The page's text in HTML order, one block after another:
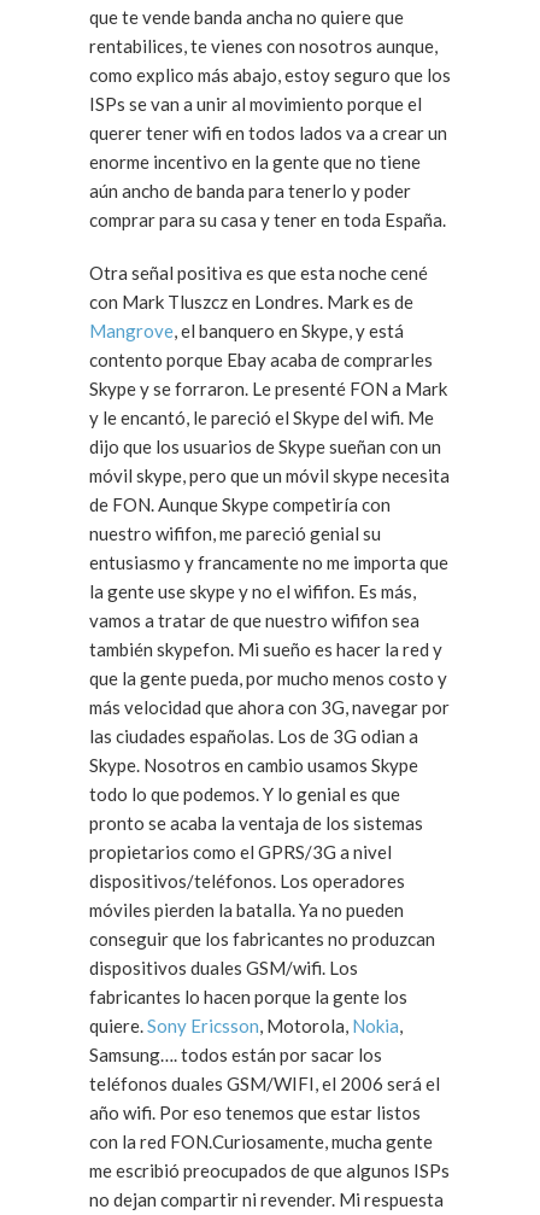
que te vende banda ancha no quiere que
rentabilices, te vienes con nosotros aunque,
como explico más abajo, estoy seguro que los
ISPs se van a unir al movimiento porque el
querer tener wifi en todos lados va a crear un
enorme incentivo en la gente que no tiene
aún ancho de banda para tenerlo y poder
comprar para su casa y tener en toda España.
Otra señal positiva es que esta noche cené
con Mark Tluszcz en Londres. Mark es de
Mangrove, el banquero en Skype, y está
contento porque Ebay acaba de comprarles
Skype y se forraron. Le presenté FON a Mark
y le encantó, le pareció el Skype del wifi. Me
dijo que los usuarios de Skype sueñan con un
móvil skype, pero que un móvil skype necesita
de FON. Aunque Skype competiría con
nuestro wififon, me pareció genial su
entusiasmo y francamente no me importa que
la gente use skype y no el wififon. Es más,
vamos a tratar de que nuestro wififon sea
también skypefon. Mi sueño es hacer la red y
que la gente pueda, por mucho menos costo y
más velocidad que ahora con 3G, navegar por
las ciudades españolas. Los de 3G odian a
Skype. Nosotros en cambio usamos Skype
todo lo que podemos. Y lo genial es que
pronto se acaba la ventaja de los sistemas
propietarios como el GPRS/3G a nivel
dispositivos/teléfonos. Los operadores
móviles pierden la batalla. Ya no pueden
conseguir que los fabricantes no produzcan
dispositivos duales GSM/wifi. Los
fabricantes lo hacen porque la gente los
quiere.Sony Ericsson, Motorola, Nokia,
Samsung…. todos están por sacar los
teléfonos duales GSM/WIFI, el 2006 será el
año wifi. Por eso tenemos que estar listos
con la red FON.Curiosamente, mucha gente
me escribió preocupados de que algunos ISPs
no dejan compartir ni revender. Mi respuesta